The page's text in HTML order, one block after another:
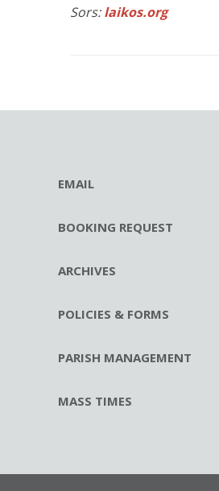
Sors:laikos.org
EMAIL
BOOKING REQUEST
ARCHIVES
POLICIES & FORMS
PARISH MANAGEMENT
MASS TIMES